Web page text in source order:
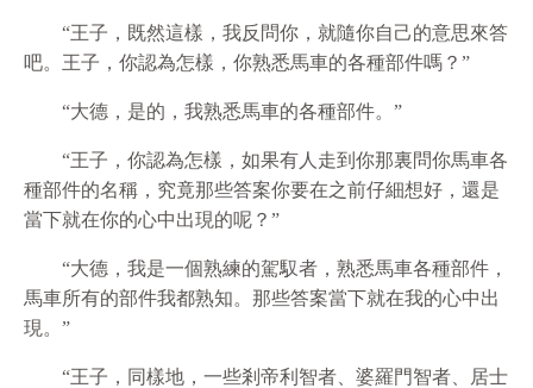
“王子，既然這樣，我反問你，就隨你自己的意思來答
吧。王子，你認為怎樣，你熟悉馬車的各種部件嗎？”
“大德，是的，我熟悉馬車的各種部件。”
“王子，你認為怎樣，如果有人走到你那裏問你馬車各
種部件的名稱，究竟那些答案你要在之前仔細想好，還是
當下就在你的心中出現的呢？”
“大德，我是一個熟練的駕馭者，熟悉馬車各種部件，
馬車所有的部件我都熟知。那些答案當下就在我的心中出
現。”
“王子，同樣地，一些剎帝利智者、婆羅門智者、居士